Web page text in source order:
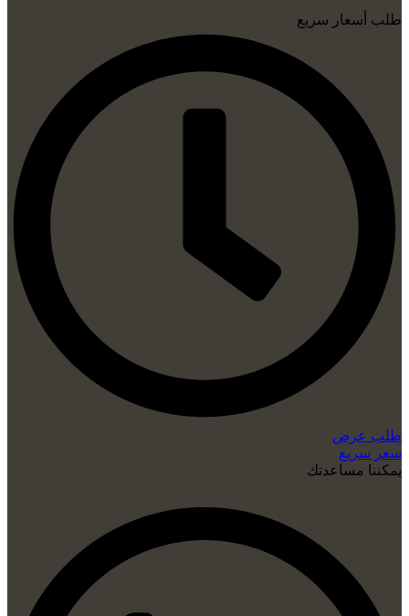
طلب أسعار سريع
طلب عرض
سعر سريع
يمكننا مساعدتك